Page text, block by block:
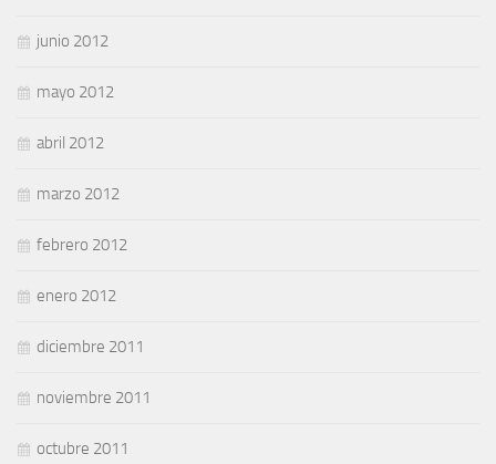
junio 2012
mayo 2012
abril 2012
marzo 2012
febrero 2012
enero 2012
diciembre 2011
noviembre 2011
octubre 2011